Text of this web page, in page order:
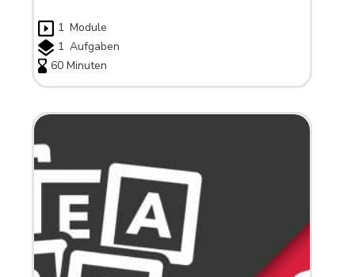
1 Module
1 Aufgaben
60 Minuten